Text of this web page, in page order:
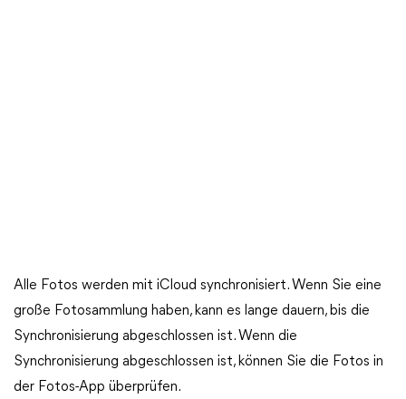
Alle Fotos werden mit iCloud synchronisiert. Wenn Sie eine
große Fotosammlung haben, kann es lange dauern, bis die
Synchronisierung abgeschlossen ist. Wenn die
Synchronisierung abgeschlossen ist, können Sie die Fotos in
der Fotos-App überprüfen.